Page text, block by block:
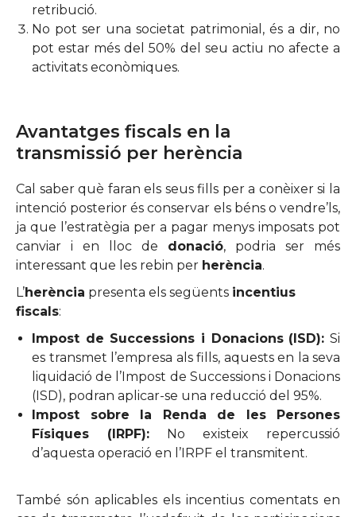
retribució.
No pot ser una societat patrimonial, és a dir, no
pot estar més del 50% del seu actiu no afecte a
activitats econòmiques.
Avantatges fiscals en la
transmissió per herència
Cal saber què faran els seus fills per a conèixer si la
intenció posterior és conservar els béns o vendre’ls,
ja que l’estratègia per a pagar menys imposats pot
canviar i en lloc de donació, podria ser més
interessant que les rebin per herència.
L’herència presenta els següents incentius
fiscals:
Impost de Successions i Donacions (ISD): Si
es transmet l’empresa als fills, aquests en la seva
liquidació de l’Impost de Successions i Donacions
(ISD), podran aplicar-se una reducció del 95%.
Impost sobre la Renda de les Persones
Físiques (IRPF): No existeix repercussió
d’aquesta operació en l’IRPF el transmitent.
També són aplicables els incentius comentats en